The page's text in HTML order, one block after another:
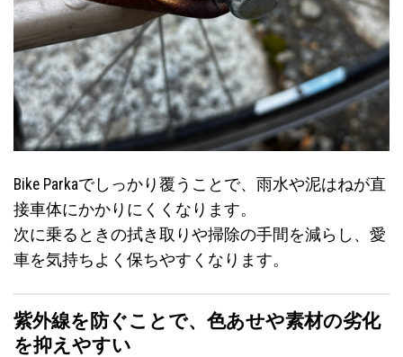
Bike Parkaでしっかり覆うことで、雨水や泥はねが直
接車体にかかりにくくなります。
次に乗るときの拭き取りや掃除の手間を減らし、愛
車を気持ちよく保ちやすくなります。
紫外線を防ぐことで、色あせや素材の劣化
を抑えやすい